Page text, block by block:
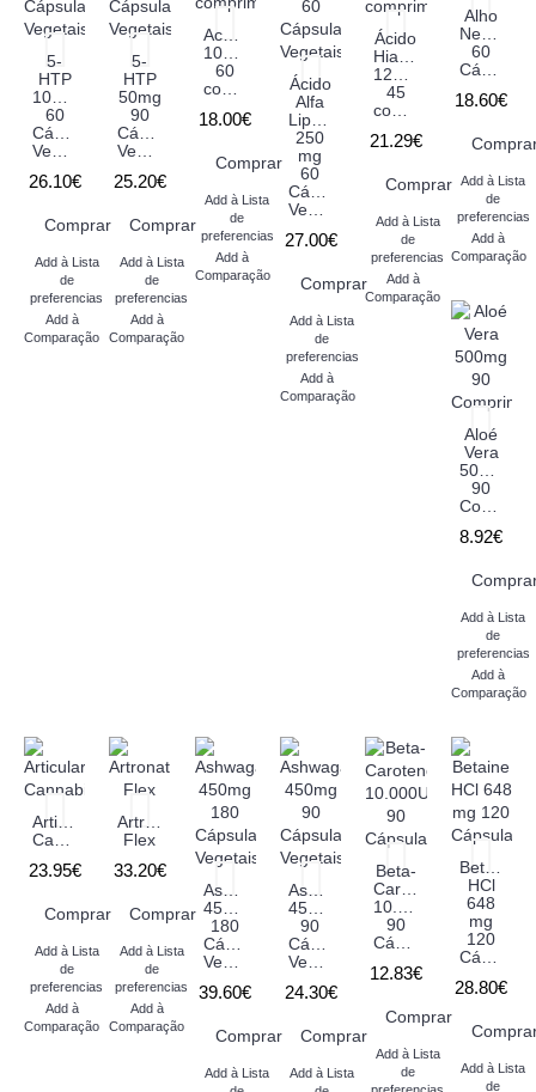
5-
HTP
100mg
60
Cápsulas
Vegetais
26.10€
Comprar
Add à Lista
de
preferencias
Add à
Comparação
5-
HTP
50mg
90
Cápsulas
Vegetais
25.20€
Comprar
Add à Lista
de
preferencias
Add à
Comparação
Acerola
1000mg
60
comprimidos
18.00€
Comprar
Add à Lista
de
preferencias
Add à
Comparação
Ácido
Alfa
Lipóico
250
mg
60
Cápsulas
Vegetais
27.00€
Comprar
Add à Lista
de
preferencias
Add à
Comparação
Ácido
Hialurónico
120mg
45
comprimidos
21.29€
Comprar
Add à Lista
de
preferencias
Add à
Comparação
Alho
Negro
60
Cápsulas
18.60€
Add à Lista
de
preferencias
Add à
Comparação
Aloé
Vera
500mg
90
Comprimidos
8.92€
Add à Lista
de
preferencias
Add à
Comparação
Articular
Cannabis
23.95€
Comprar
Add à Lista
de
preferencias
Add à
Comparação
Artronat
Flex
33.20€
Comprar
Add à Lista
de
preferencias
Add à
Comparação
Ashwagandha
450mg
180
Cápsulas
Vegetais
39.60€
Comprar
Add à Lista
Ashwagandha
450mg
90
Cápsulas
Vegetais
24.30€
Comprar
Add à Lista
Beta-
Caroteno
10.000UI
90
Cápsulas
12.83€
Comprar
Add à Lista
de
Betaine
HCl
648
mg
120
Cápsulas
28.80€
Add à Lista
de